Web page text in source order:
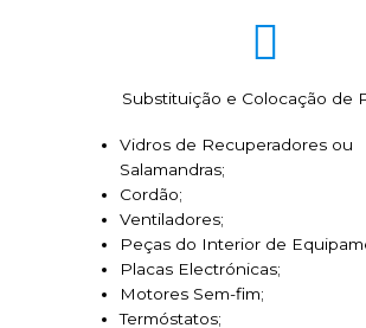
Substituição e Colocação de
Vidros de Recuperadores ou
Salamandras;
Cordão;
Ventiladores;
Peças do Interior de
Placas Electrónicas;
Motores Sem-fim;
Termóstatos;